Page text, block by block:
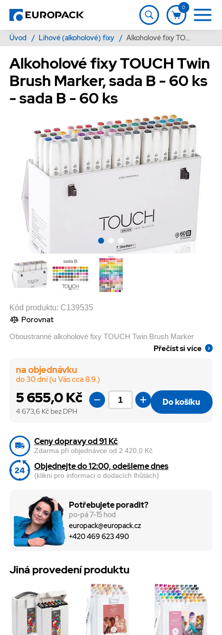
0
Úvod / Lihové (alkoholové) fixy / Alkoholové fixy TOUCH Twin Brush Marker, sada B - 60 ks - sada B - 60 ks
Alkoholové fixy TOUCH Twin
Brush Marker, sada B - 60 ks
- sada B - 60 ks
Kód produktu: C139535
Porovnat
Oboustranné alkoholové fixy TOUCH Twin Brush Marker
Přečíst si více
5 655,0 Kč
4 673,6 Kč bez DPH
na objednávku
do 30 dní (u Vás cca 8.9.)
Do košíku
Ceny dopravy od 91 Kč
Zdarma při objednávce od 2 420,0 Kč
Objednejte do 12:00, odešleme dnes
(klikni pro informaci o dodacích lhůtách)
Potřebujete poradit?
po-pá 7-15 hod
europack@europack.cz
+420 469 623 490
Jiná provedení produktu